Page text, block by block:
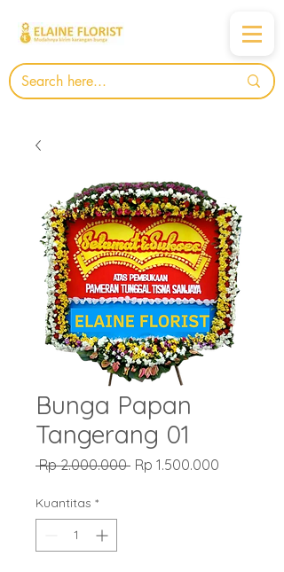
Bunga Papan
Tangerang 01
Rp 2.000.000 Harga
Rp 1.500.000
Kuantitas *